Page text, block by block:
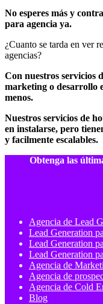
No esperes más y
para agencia ya.
¿Cuanto se tarda en ver
agencias?
Con nuestros servicios
marketing o desarrollo
menos.
Nuestros servicios de
en instalarse, pero
y facilmente escalables.
Obtenga las
Agencia de Lead
Lead Generation
Lead Generation
Lead Generation
Agencia de
Agencia de
Agencia de Cold
Blog